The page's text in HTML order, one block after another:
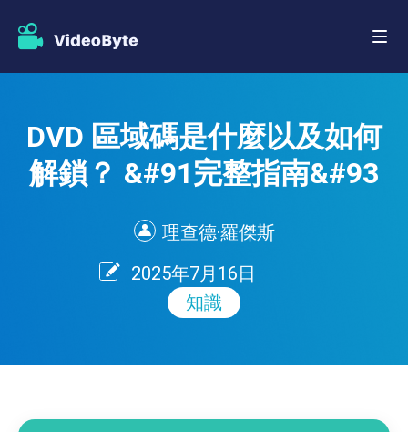
DVD 區域碼是什麼以及如何
解鎖？ &#91完整指南&#93
理查德·羅傑斯
2025年7月16日
知識